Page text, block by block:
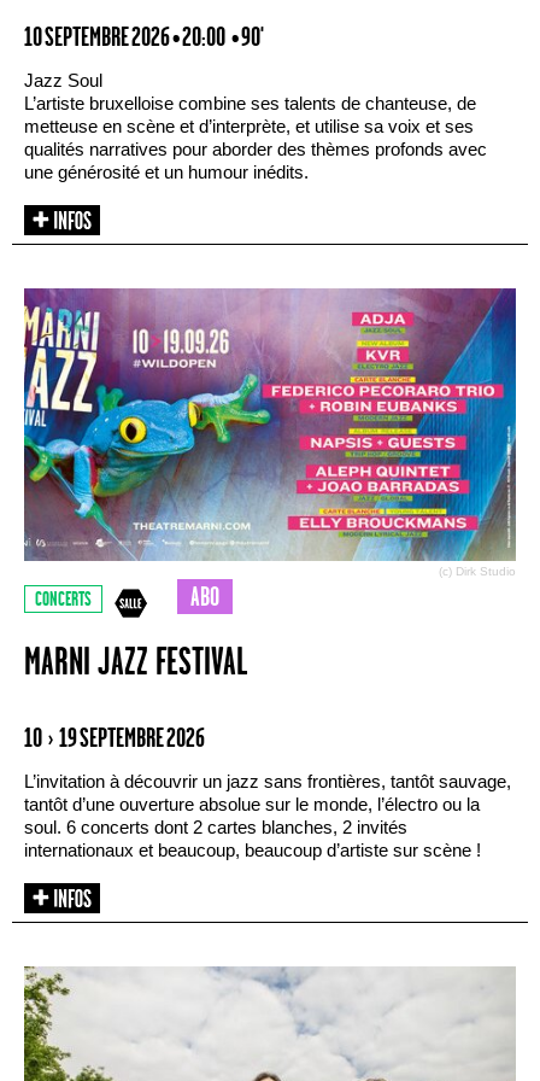
10 SEPTEMBRE 2026 • 20:00 • 90'
Jazz Soul
L’artiste bruxelloise combine ses talents de chanteuse, de
metteuse en scène et d’interprète, et utilise sa voix et ses
qualités narratives pour aborder des thèmes profonds avec
une générosité et un humour inédits.
(c) Dirk Studio
CONCERTS ABO
MARNI JAZZ FESTIVAL
10 › 19 SEPTEMBRE 2026
L’invitation à découvrir un jazz sans frontières, tantôt sauvage,
tantôt d’une ouverture absolue sur le monde, l’électro ou la
soul. 6 concerts dont 2 cartes blanches, 2 invités
internationaux et beaucoup, beaucoup d’artiste sur scène !